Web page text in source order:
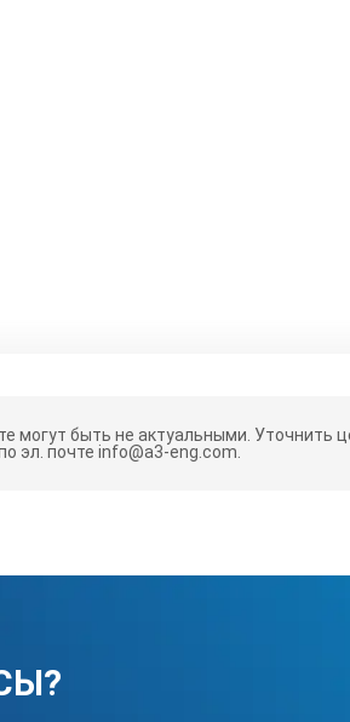
могут быть не актуальными. Уточнить
эл. почте info@a3-eng.com.